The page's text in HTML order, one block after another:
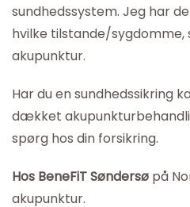
sundhedssystem. Jeg har
hvilke tilstande/sygdomme,
akupunktur.
Har du en sundhedssikring
dækket
spørg hos din forsikring.
Hos BeneFiT Søndersø på
akupunktur.